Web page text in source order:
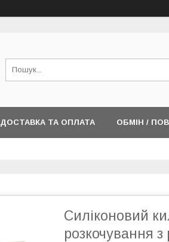
ДОСТАВКА ТА ОПЛАТА ОБМІН /
Силіконовий
розкочування